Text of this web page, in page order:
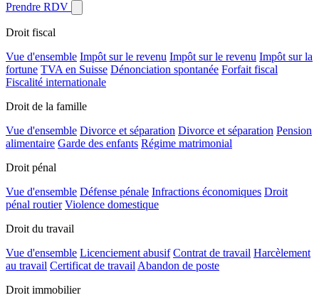
Prendre RDV
Droit fiscal
Vue d'ensemble Impôt sur le revenu Impôt sur le revenu Impôt sur la
fortune TVA en Suisse Dénonciation spontanée Forfait fiscal
Fiscalité internationale
Droit de la famille
Vue d'ensemble Divorce et séparation Divorce et séparation Pension
alimentaire Garde des enfants Régime matrimonial
Droit pénal
Vue d'ensemble Défense pénale Infractions économiques Droit
pénal routier Violence domestique
Droit du travail
Vue d'ensemble Licenciement abusif Contrat de travail Harcèlement
au travail Certificat de travail Abandon de poste
Droit immobilier